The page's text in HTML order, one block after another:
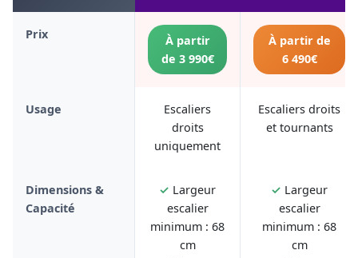
Prix
À partir
de 3 990€
À partir de
6 490€
Usage
Escaliers
droits
uniquement
Escaliers droits
et tournants
Dimensions &
Capacité
✓ Largeur
escalier
minimum : 68
cm
✓ Largeur
escalier
minimum : 68
cm